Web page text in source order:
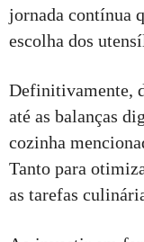
jornada contínua
escolha dos
Definitivamente,
até as balanças
cozinha
Tanto para
as tarefas